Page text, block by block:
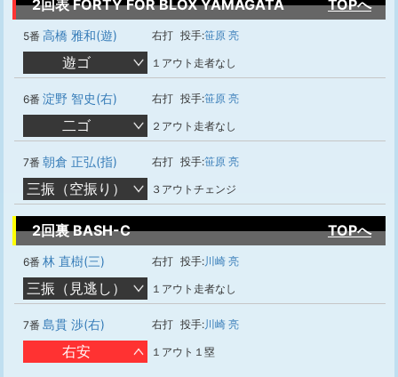
2回表 FORTY FOR BLOX YAMAGATA TOPへ
5番 高橋 雅和(遊) 右打 投手:笹原 亮
遊ゴ １アウト走者なし
6番 淀野 智史(右) 右打 投手:笹原 亮
二ゴ ２アウト走者なし
7番 朝倉 正弘(指) 右打 投手:笹原 亮
三振（空振り） ３アウトチェンジ
2回裏 BASH-C TOPへ
6番 林 直樹(三) 右打 投手:川崎 亮
三振（見逃し） １アウト走者なし
7番 島貫 渉(右) 右打 投手:川崎 亮
右安 １アウト１塁